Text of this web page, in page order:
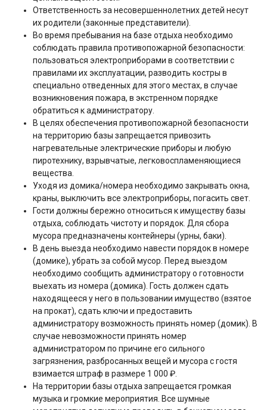
Ответственность за несовершеннолетних детей несут
их родители (законные представители).
Во время пребывания на базе отдыха необходимо
соблюдать правила противопожарной безопасности:
пользоваться электроприборами в соответствии с
правилами их эксплуатации, разводить костры в
специально отведенных для этого местах, в случае
возникновения пожара, в экстренном порядке
обратиться к администратору.
В целях обеспечения противопожарной безопасности
на территорию базы запрещается привозить
нагревательные электрические приборы и любую
пиротехнику, взрывчатые, легковоспламеняющиеся
вещества.
Уходя из домика/номера необходимо закрывать окна,
краны, выключить все электроприборы, погасить свет.
Гости должны бережно относиться к имуществу базы
отдыха, соблюдать чистоту и порядок. Для сбора
мусора предназначены контейнеры (урны, баки).
В день выезда необходимо навести порядок в номере
(домике), убрать за собой мусор. Перед выездом
необходимо сообщить администратору о готовности
выехать из номера (домика). Гость должен сдать
находящееся у него в пользовании имущество (взятое
на прокат), сдать ключи и предоставить
администратору возможность принять номер (домик). В
случае невозможности принять номер
администратором по причине его сильного
загрязнения, разбросанных вещей и мусора с гостя
взимается штраф в размере 1 000 ₽.
На территории базы отдыха запрещается громкая
музыка и громкие мероприятия. Все шумные